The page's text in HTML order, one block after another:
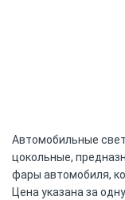
to
the
beginning
of
Автомобильные
цокольные,
фары автомобиля,
Цена указана за